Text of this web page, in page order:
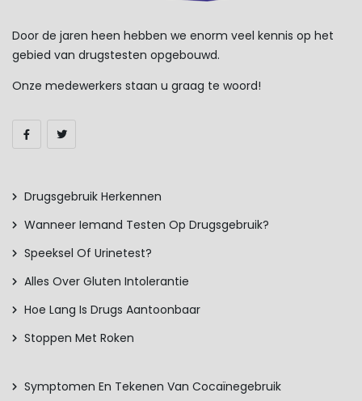
Zwangerschapstesten
Testen Op Het Gebruik Van Nicotine
Nicotine Urinetest
Uncategorized
Door de jaren heen hebben we enorm veel kennis op het
gebied van drugstesten opgebouwd.
Onze medewerkers staan u graag te woord!
Drugsgebruik Herkennen
Wanneer Iemand Testen Op Drugsgebruik?
Speeksel Of Urinetest?
Alles Over Gluten Intolerantie
Hoe Lang Is Drugs Aantoonbaar
Stoppen Met Roken
Symptomen En Tekenen Van Cocaïnegebruik